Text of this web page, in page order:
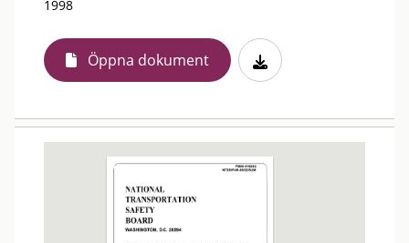
1998
Öppna dokument